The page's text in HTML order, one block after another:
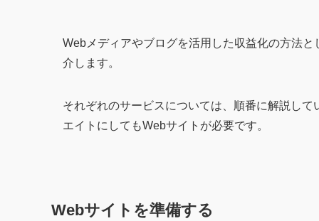
Webメディアやブログを活用した収益化の方法
介します。
それぞれのサービスについては、順番に解説し
エイトにしてもWebサイトが必要です。
Webサイトを準備する